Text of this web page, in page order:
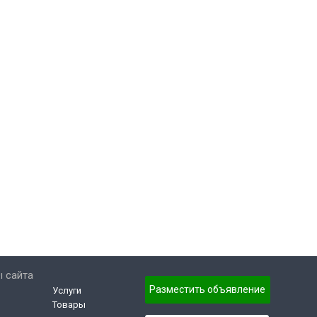
сайта
Услуги
Товары
Разместить объявление